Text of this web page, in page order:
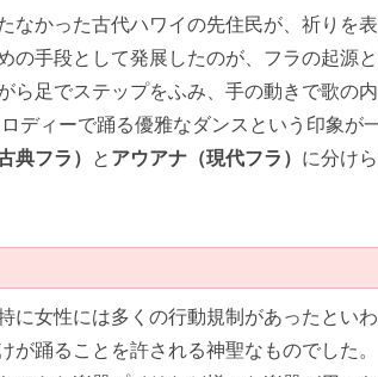
なかった古代ハワイの先住民が、祈りを
の手段として発展したのが、フラの起源と
ら足でステップをふみ、手の動きで歌の
ディーで踊る優雅なダンスという印象が
典フラ） と アウアナ（現代フラ） に分け
女性には多くの行動規制があったといわ
踊ることを許される神聖なものでした。